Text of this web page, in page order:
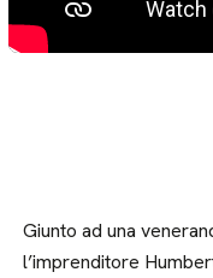
Giunto ad una
l’imprenditore